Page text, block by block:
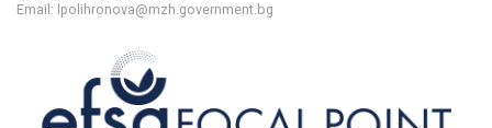
Email: lpolihronova@mzh.government.bg